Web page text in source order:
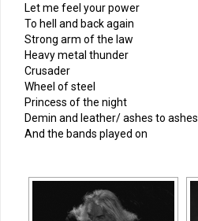
Let me feel your power
To hell and back again
Strong arm of the law
Heavy metal thunder
Crusader
Wheel of steel
Princess of the night
Demin and leather/ ashes to ashes
And the bands played on